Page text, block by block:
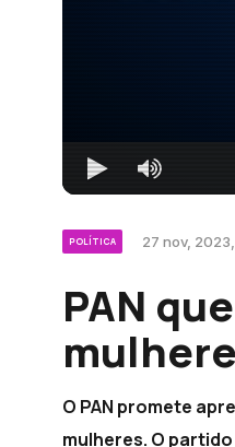
POLÍTICA 27 nov,
PAN
O PAN promete
mulheres. O